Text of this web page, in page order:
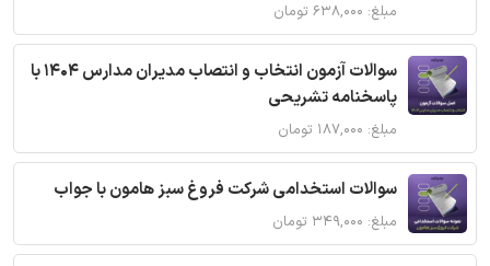
مبلغ: ۶۳۸,۰۰۰ تومان
سوالات آزمون انتخاب و انتصاب مدیران مدارس 1404 با
پاسخنامه تشریحی
مبلغ: ۱۸۷,۰۰۰ تومان
سوالات استخدامی شرکت فروغ سبز هامون با جواب
مبلغ: ۳۴۹,۰۰۰ تومان